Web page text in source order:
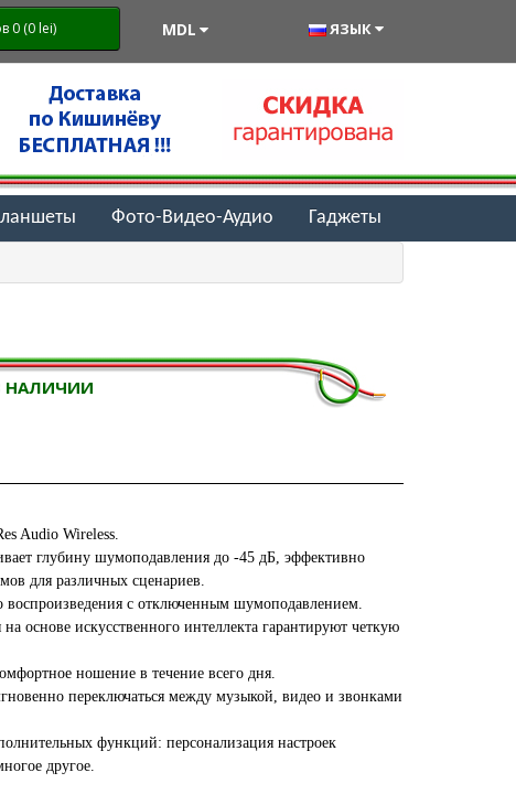
0 (0 lei) MDL ЯЗЫК
Планшеты Фото-Видео-Аудио Гаджеты
НАЛИЧИИ
Audio Wireless.
глубину шумоподавления до -45 дБ, эффективно
для различных сценариев.
воспроизведения с отключенным шумоподавлением.
основе искусственного интеллекта гарантируют четкую
ношение в течение всего дня.
переключаться между музыкой, видео и звонками
функций: персонализация настроек
другое.